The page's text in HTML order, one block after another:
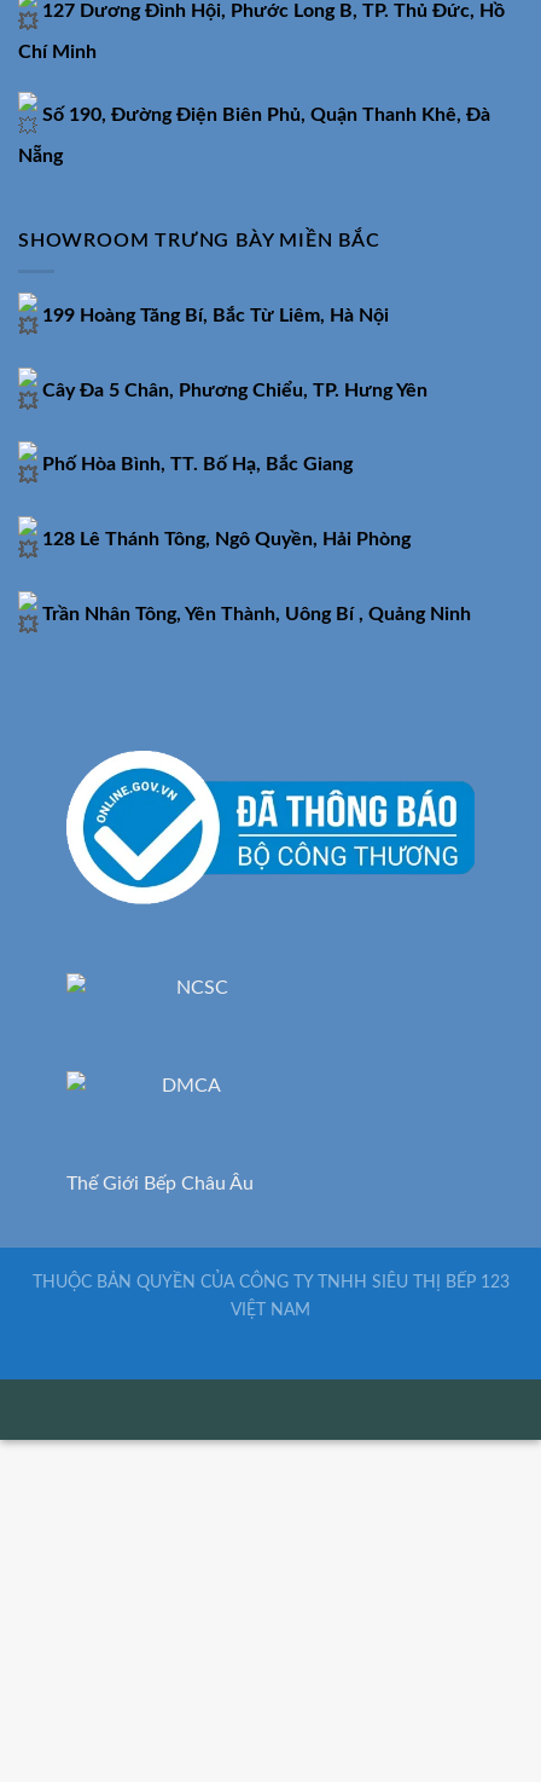
127 Dương Đình Hội, Phước Long B, TP. Thủ Đức, Hồ
Chí Minh
Số 190, Đường Điện Biên Phủ, Quận Thanh Khê, Đà
Nẵng
SHOWROOM TRƯNG BÀY MIỀN BẮC
199 Hoàng Tăng Bí, Bắc Từ Liêm, Hà Nội
Cây Đa 5 Chân, Phương Chiểu, TP. Hưng Yên
Phố Hòa Bình, TT. Bố Hạ, Bắc Giang
128 Lê Thánh Tông, Ngô Quyền, Hải Phòng
Trần Nhân Tông, Yên Thành, Uông Bí , Quảng Ninh
Thế Giới Bếp Châu Âu
THUỘC BẢN QUYỀN CỦA CÔNG TY TNHH SIÊU THỊ BẾP 123
VIỆT NAM